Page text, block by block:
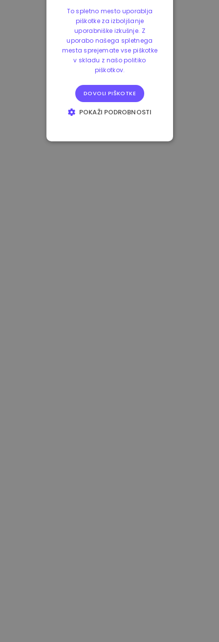
To spletno mesto uporablja
piškotke za izboljšanje
uporabniške izkušnje. Z
uporabo našega spletnega
mesta sprejemate vse piškotke
v skladu z našo politiko
piškotkov.
DOVOLI PIŠKOTKE
POKAŽI PODROBNOSTI